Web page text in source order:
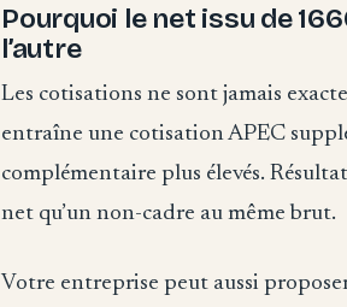
Pourquoi le net issu de
l’autre
Les cotisations ne sont jamais
entraîne une cotisation APEC
complémentaire plus élevés.
net qu’un non-cadre au même brut.
Votre entreprise peut aussi